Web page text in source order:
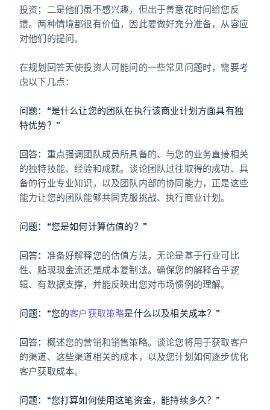
投资；二是他们虽不感兴趣，但出于善意花时间给您反
馈。两种情境都很有价值，因此要做好充分准备，从容应
对他们的提问。
在规划回答天使投资人可能问的一些常见问题时，需要考
虑以下几点：
问题：“是什么让您的团队在执行该商业计划方面具有独
特优势？”
回答： 重点强调团队成员所具备的、与您的业务直接相关
的独特技能、经验和成就。谈论团队过往取得的成功、具
备的行业专业知识，以及团队内部的协同能力，正是这些
能力让您的团队能够共同克服挑战、执行商业计划。
问题：“您是如何计算估值的？”
回答： 准备好解释您的估值方法，无论是基于行业可比
性、贴现现金流还是成本复制法。确保您的解释合乎逻
辑、有数据支撑，并能反映出您对市场惯例的理解。
问题：“您的客户获取策略是什么以及相关成本？”
回答： 概述您的营销和销售策略。谈论您将用于获取客户
的渠道、这些渠道相关的成本，以及您计划如何逐步优化
客户获取成本。
问题：“您打算如何使用这笔资金，能持续多久？”